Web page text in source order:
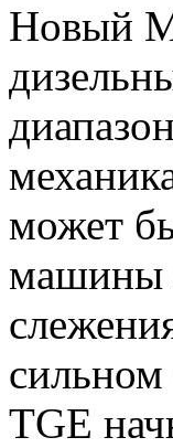
Новый
может
машины
TGE